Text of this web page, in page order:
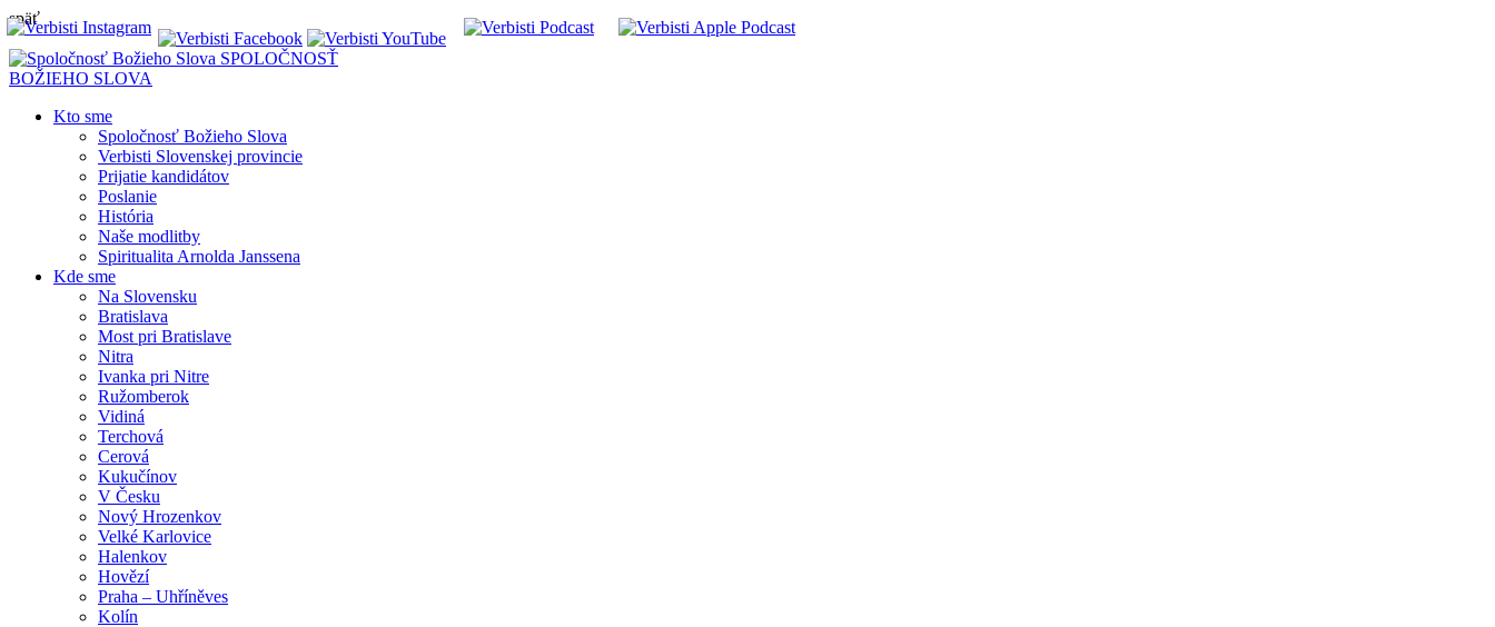
späť
SPOLOČNOSŤ
BOŽIEHO SLOVA
Kto sme
Spoločnosť Božieho Slova
Verbisti Slovenskej provincie
Prijatie kandidátov
Poslanie
História
Naše modlitby
Spiritualita Arnolda Janssena
Kde sme
Na Slovensku
Bratislava
Most pri Bratislave
Nitra
Ivanka pri Nitre
Ružomberok
Vidiná
Terchová
Cerová
Kukučínov
V Česku
Nový Hrozenkov
Velké Karlovice
Halenkov
Hovězí
Praha – Uhříněves
Kolín